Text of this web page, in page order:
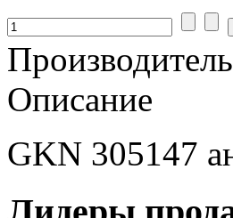
Описание
GKN 305147